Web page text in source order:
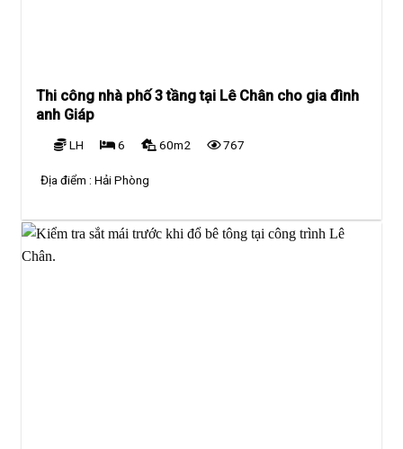
Thi công nhà phố 3 tầng tại Lê Chân cho gia đình
anh Giáp
LH 6 60m2 767
Địa điểm :Hải Phòng